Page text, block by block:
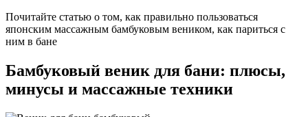
Почитайте статью о том, как правильно пользоваться
японским массажным бамбуковым веником, как париться с
ним в бане
Бамбуковый веник для бани: плюсы,
минусы и массажные техники